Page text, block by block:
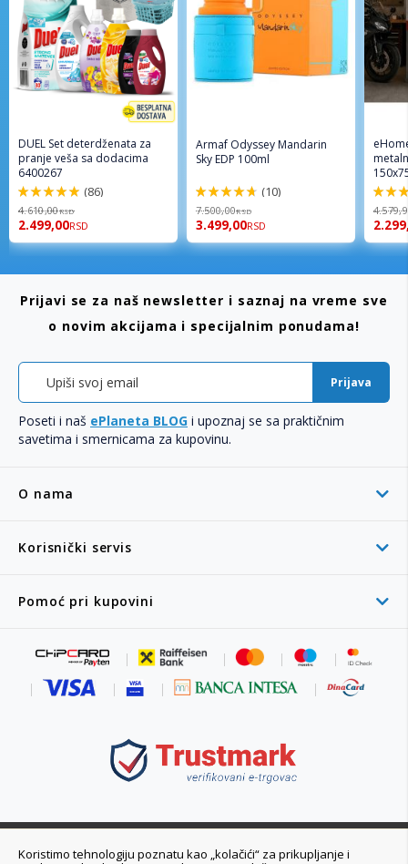
DUEL Set deterdženata za
pranje veša sa dodacima
6400267
98%
(86)
4.610,00RSD
2.499,00RSD
Armaf Odyssey Mandarin
Sky EDP 100ml
94%
(10)
7.500,00RSD
3.499,00RSD
96%
O nama
Korisnički servis
Pomoć pri kupovini
Prijavi se za naš newsletter i saznaj na vreme sve
o novim akcijama i specijalnim ponudama!
Prijava
Poseti i naš ePlaneta BLOG i upoznaj se sa praktičnim
savetima i smernicama za kupovinu.
011 6355 550
Koristimo tehnologiju poznatu kao „kolačići“ za prikupljanje i